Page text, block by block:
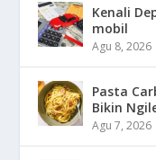
Kenali
mobil
Agu 8, 2026
Pasta
Bikin
Agu 7, 2026